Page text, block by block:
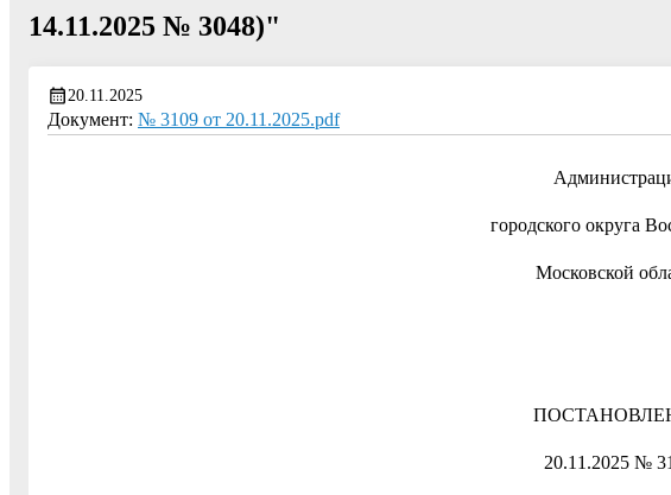
14.11.2025 № 3048)"
20.11.2025
Документ: № 3109 от 20.11.2025.pdf
городского округа
Московской
20.11.2025 №